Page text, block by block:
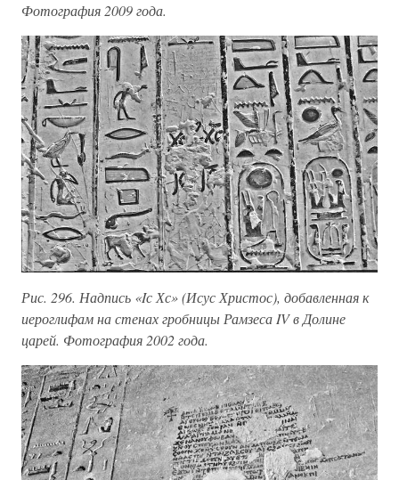
Фотография 2009 года.
Рис. 296. Надпись «Iс Хс» (Исус Христос), добавленная к
иероглифам на стенах гробницы Рамзеса IV в Долине
царей. Фотография 2002 года.